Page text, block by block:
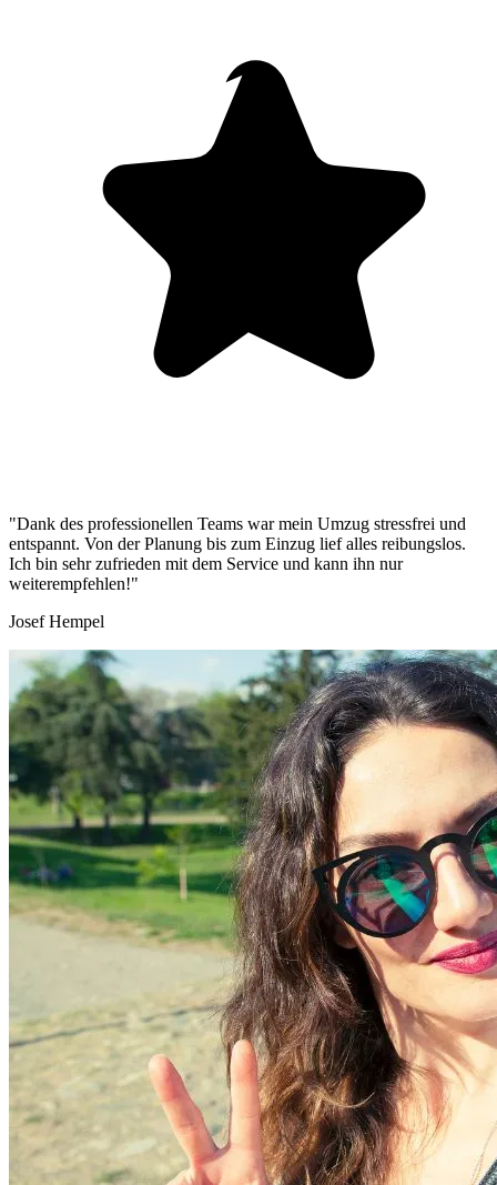
"Dank des professionellen Teams war mein Umzug stressfrei und
entspannt. Von der Planung bis zum Einzug lief alles reibungslos.
Ich bin sehr zufrieden mit dem Service und kann ihn nur
weiterempfehlen!"
Josef Hempel